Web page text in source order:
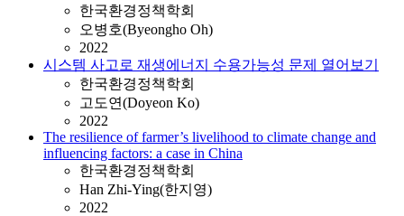
한국환경정책학회
오병호(Byeongho Oh)
2022
시스템 사고로 재생에너지 수용가능성 문제 열어보기
한국환경정책학회
고도연(Doyeon Ko)
2022
The resilience of farmer’s livelihood to climate change and
influencing factors: a case in China
한국환경정책학회
Han Zhi-Ying(한지영)
2022